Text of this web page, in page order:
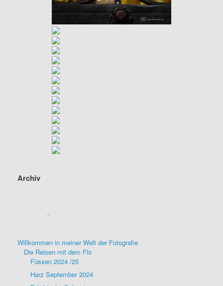
Archiv
Willkommen in meiner Welt der Fotografie
Die Reisen mit dem Flo
Füssen 2024 /25
Harz September 2024